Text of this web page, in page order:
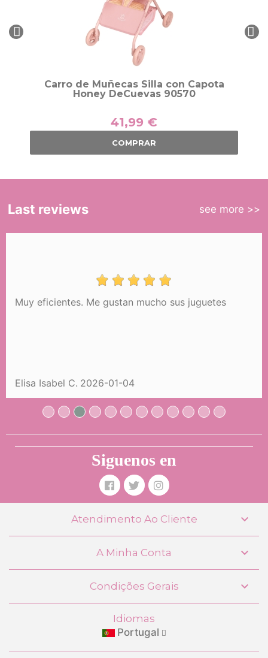
Carro de Muñecas Silla con Capota
Honey DeCuevas 90570
41,99 €
COMPRAR
NãO DISPONíVEL
Carrinho de Bonecas O Meu Primeiro
DeCuevas 86070
68,99 €
COMPRAR
Last reviews see more >>
Muy eficientes. Me gustan mucho sus juguetes
Elisa Isabel C. 2026-01-04
Siguenos en
Atendimento Ao Cliente 
A Minha Conta 
Condições Gerais 
Idiomas
Portugal